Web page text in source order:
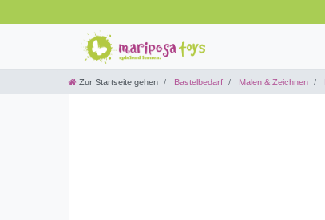
Zur Startseite gehen Bastelbedarf Malen & Zeichnen